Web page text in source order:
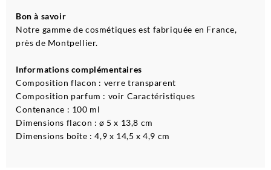
Bon à savoir
Notre gamme de cosmétiques est fabriquée en France,
près de Montpellier.
Informations complémentaires
Composition flacon : verre transparent
Composition parfum : voir Caractéristiques
Contenance : 100 ml
Dimensions flacon : ø 5 x 13,8 cm
Dimensions boîte : 4,9 x 14,5 x 4,9 cm